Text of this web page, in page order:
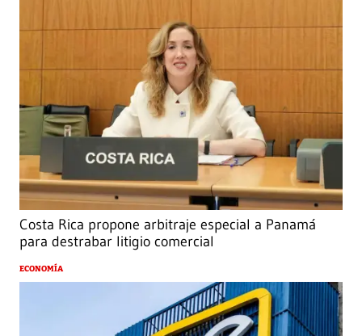
Costa Rica propone arbitraje especial a Panamá
para destrabar litigio comercial
ECONOMÍA